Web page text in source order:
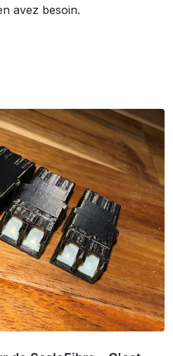
avez besoin.